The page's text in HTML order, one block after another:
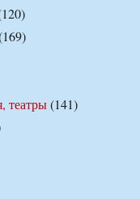
театры(141)